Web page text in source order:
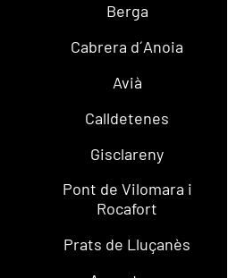
Berga
Cabrera d´Anoia
Avià
Calldetenes
Gisclareny
Pont de Vilomara i
Rocafort
Prats de Lluçanès